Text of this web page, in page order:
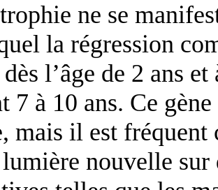
ne se
la régression
l’âge de 2 ans
7 à 10 ans. Ce
mais il est fréquent
nouvelle sur